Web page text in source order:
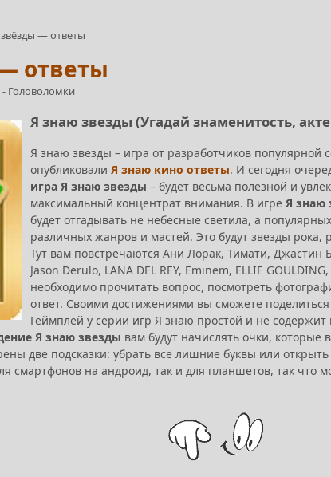
— ответы
ответы
- Головоломки
Я знаю звезды (Угадай знаменитость,
Я знаю звезды – игра от разработчиков популярной
опубликовали Я знаю кино ответы. И сегодня
игра Я знаю звезды – будет весьма полезной и
максимальный концентрат внимания. В игре Я знаю
будет отгадывать не небесные светила, а
различных жанров и мастей. Это будут звезды рока,
Тут вам повстречаются Ани Лорак, Тимати,
Jason Derulo, LANA DEL REY, Eminem, ELLIE
необходимо прочитать вопрос, посмотреть
ответ. Своими достижениями вы сможете
Геймплей у серии игр Я знаю простой и не
Я знаю звезды вам будут начислять очки,
две подсказки: убрать все лишние буквы или открыть
смартфонов на андроид, так и для планшетов, так что